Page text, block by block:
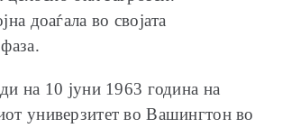
доаѓала во својата
на 10 јуни 1963 година на
универзитет во Вашингтон во